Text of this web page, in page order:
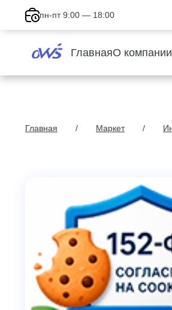
пн-пт 9:00 — 18:00
ГлавнаяО компании
Главная Маркет